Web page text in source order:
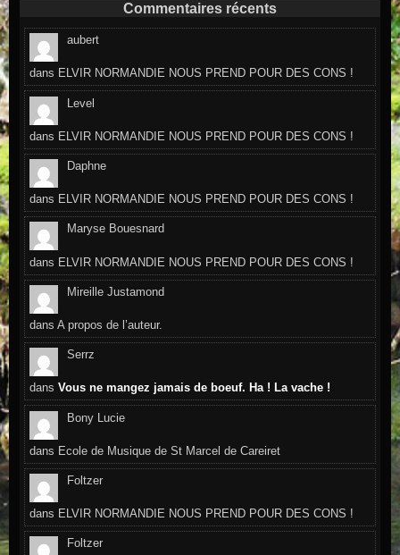
Commentaires récents
aubert
dans ELVIR NORMANDIE NOUS PREND POUR DES CONS !
Level
dans ELVIR NORMANDIE NOUS PREND POUR DES CONS !
Daphne
dans ELVIR NORMANDIE NOUS PREND POUR DES CONS !
Maryse Bouesnard
dans ELVIR NORMANDIE NOUS PREND POUR DES CONS !
Mireille Justamond
dansA propos de l’auteur.
Serrz
dansVous ne mangez jamais de boeuf. Ha ! La vache !
Bony Lucie
dans Ecole de Musique de St Marcel de Careiret
Foltzer
dans ELVIR NORMANDIE NOUS PREND POUR DES CONS !
Foltzer